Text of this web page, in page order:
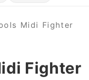
Midi Fighter
Fighter